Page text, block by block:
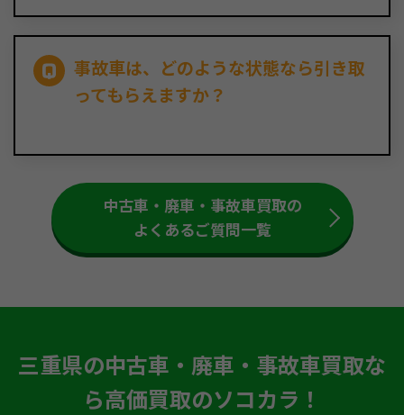
事故車は、どのような状態なら引き取
ってもらえますか？
中古車・廃車・事故車買取の
よくあるご質問一覧
三重県の中古車・廃車・事故車買取な
ら高価買取のソコカラ！